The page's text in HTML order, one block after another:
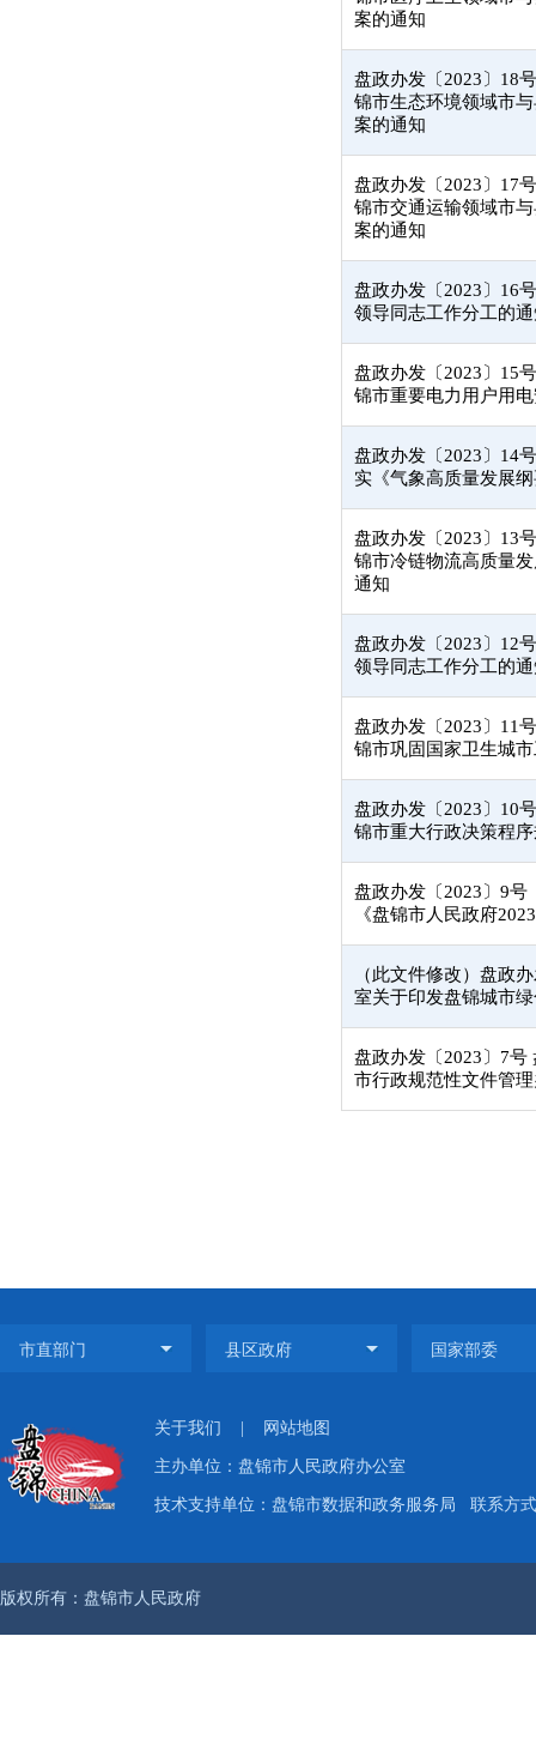
案的通知
盘政办发〔2023〕18
锦市生态环境领域市
案的通知
盘政办发〔2023〕17
锦市交通运输领域市
案的通知
盘政办发〔2023〕16
领导同志工作分工的
盘政办发〔2023〕15
锦市重要电力用户用
盘政办发〔2023〕14
实《气象高质量发展
盘政办发〔2023〕13
锦市冷链物流高质量
通知
盘政办发〔2023〕12
领导同志工作分工的
盘政办发〔2023〕11
锦市巩固国家卫生城
盘政办发〔2023〕10
锦市重大行政决策程
盘政办发〔2023〕9
《盘锦市人民政府
（此文件修改）盘政
室关于印发盘锦城市
盘政办发〔2023〕7号
市行政规范性文件管
关于我们 网站地图
主办单位：盘锦市人民政府办公室
技术支持单位：盘锦市数据和政务服务局 联系方
版权所有：盘锦市人民政府